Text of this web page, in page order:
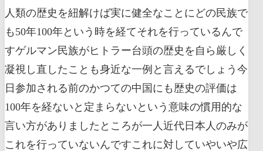
人類の歴史を紐解けば実に健全なことにどの民族で
も50年100年という時を経てそれを行っているんで
すゲルマン民族がヒトラー台頭の歴史を自ら厳しく
凝視し直したことも身近な一例と言えるでしょう今
日参加される前のかつての中国にも歴史の評価は
100年を経ないと定まらないという意味の慣用的な
言い方がありましたところが一人近代日本人のみが
これを行っていないんですこれに対していやいや広